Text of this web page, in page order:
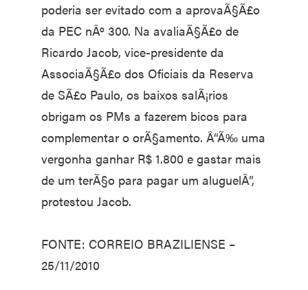
poderia ser evitado com a aprovaÃ§Ã£o
da PEC nÂº 300. Na avaliaÃ§Ã£o de
Ricardo Jacob, vice-presidente da
AssociaÃ§Ã£o dos Oficiais da Reserva
de SÃ£o Paulo, os baixos salÃ¡rios
obrigam os PMs a fazerem bicos para
complementar o orÃ§amento. Â“Ã‰ uma
vergonha ganhar R$ 1.800 e gastar mais
de um terÃ§o para pagar um aluguelÂ”,
protestou Jacob.
FONTE: CORREIO BRAZILIENSE –
25/11/2010